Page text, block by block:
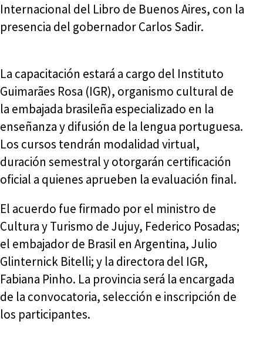
Internacional del Libro de Buenos Aires, con la
presencia del gobernador Carlos Sadir.
La capacitación estará a cargo del Instituto
Guimarães Rosa (IGR), organismo cultural de
la embajada brasileña especializado en la
enseñanza y difusión de la lengua portuguesa.
Los cursos tendrán modalidad virtual,
duración semestral y otorgarán certificación
oficial a quienes aprueben la evaluación final.
El acuerdo fue firmado por el ministro de
Cultura y Turismo de Jujuy, Federico Posadas;
el embajador de Brasil en Argentina, Julio
Glinternick Bitelli; y la directora del IGR,
Fabiana Pinho. La provincia será la encargada
de la convocatoria, selección e inscripción de
los participantes.